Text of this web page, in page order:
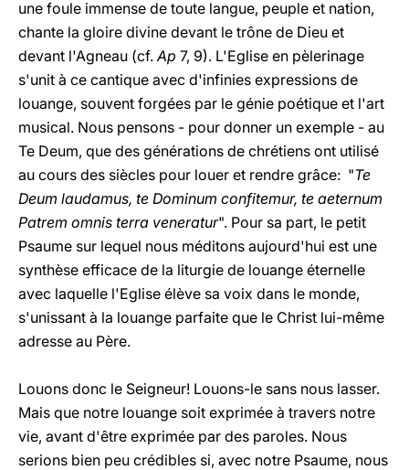
une foule immense de toute langue, peuple et nation,
chante la gloire divine devant le trône de Dieu et
devant l'Agneau (cf.Ap 7, 9). L'Eglise en pèlerinage
s'unit à ce cantique avec d'infinies expressions de
louange, souvent forgées par le génie poétique et l'art
musical. Nous pensons - pour donner un exemple - au
Te Deum, que des générations de chrétiens ont utilisé
au cours des siècles pour louer et rendre grâce: "Te
Deum laudamus, te Dominum confitemur, te aeternum
Patrem omnis terra veneratur". Pour sa part, le petit
Psaume sur lequel nous méditons aujourd'hui est une
synthèse efficace de la liturgie de louange éternelle
avec laquelle l'Eglise élève sa voix dans le monde,
s'unissant à la louange parfaite que le Christ lui-même
adresse au Père.
Louons donc le Seigneur! Louons-le sans nous lasser.
Mais que notre louange soit exprimée à travers notre
vie, avant d'être exprimée par des paroles. Nous
serions bien peu crédibles si, avec notre Psaume, nous